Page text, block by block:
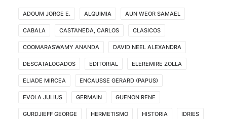
ADOUM JORGE E. ALQUIMIA AUN WEOR SAMAEL
CABALA CASTANEDA, CARLOS CLASICOS
COOMARASWAMY ANANDA DAVID NEEL ALEXANDRA
DESCATALOGADOS EDITORIAL ELEREMIRE ZOLLA
ELIADE MIRCEA ENCAUSSE GERARD (PAPUS)
EVOLA JULIUS GERMAIN GUENON RENE
GURDJIEFF GEORGE HERMETISMO HISTORIA IDRIES